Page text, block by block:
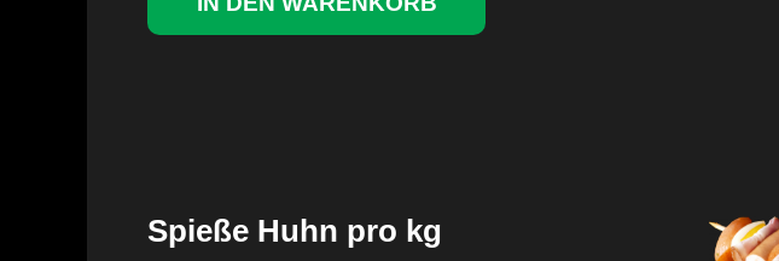
Spieße Huhn pro kg